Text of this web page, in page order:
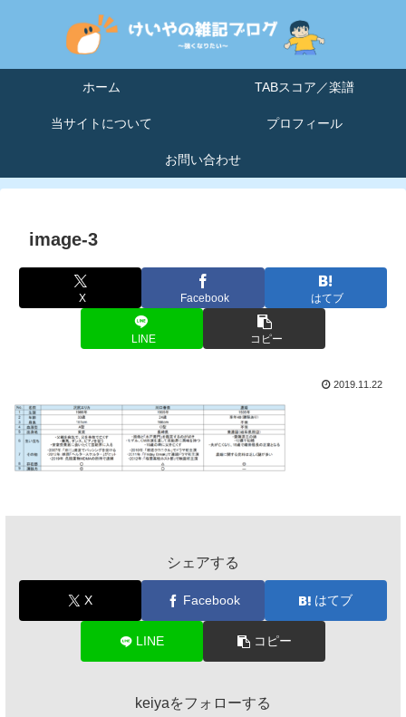
ホーム TABスコア／楽譜
当サイトについて プロフィール
お問い合わせ
image-3
X Facebook はてブ
LINE コピー
2019.11.22
シェアする
X Facebook はてブ
LINE コピー
keiyaをフォローする